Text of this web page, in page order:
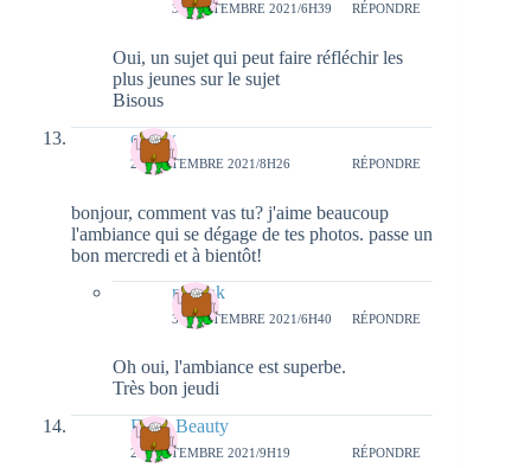
30 SEPTEMBRE 2021/6H39 RÉPONDRE
Oui, un sujet qui peut faire réfléchir les
plus jeunes sur le sujet
Bisous
carfax
29 SEPTEMBRE 2021/8H26 RÉPONDRE
bonjour, comment vas tu? j'aime beaucoup
l'ambiance qui se dégage de tes photos. passe un
bon mercredi et à bientôt!
natieak
30 SEPTEMBRE 2021/6H40 RÉPONDRE
Oh oui, l'ambiance est superbe.
Très bon jeudi
Forty Beauty
29 SEPTEMBRE 2021/9H19 RÉPONDRE